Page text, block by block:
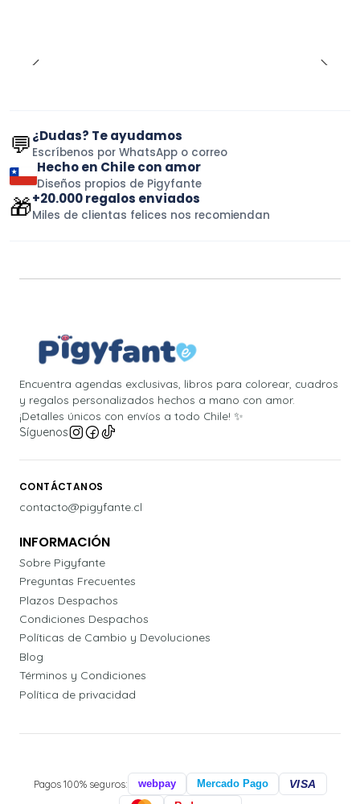
💬¿Dudas? Te ayudamos
Escríbenos por WhatsApp o correo
Hecho en Chile con amor
Diseños propios de Pigyfante
🎁+20.000 regalos enviados
Miles de clientas felices nos recomiendan
Encuentra agendas exclusivas, libros para colorear, cuadros
y regalos personalizados hechos a mano con amor.
¡Detalles únicos con envíos a todo Chile! ✨
Síguenos
CONTÁCTANOS
contacto@pigyfante.cl
INFORMACIÓN
Sobre Pigyfante
Preguntas Frecuentes
Plazos Despachos
Condiciones Despachos
Políticas de Cambio y Devoluciones
Blog
Términos y Condiciones
Política de privacidad
Pagos 100% seguros: webpay Mercado Pago VISA